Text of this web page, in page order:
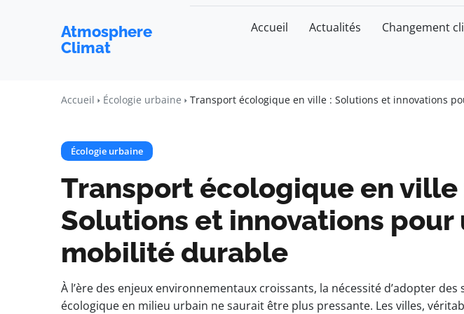
Atmosphere
Climat
Accueil Actualités Changement
Accueil Écologie urbaine Transport écologique en ville : Solutions et innovations
Écologie urbaine
Transport écologique en ville
Solutions et innovations pour
mobilité durable
À l’ère des enjeux environnementaux croissants, la nécessité d’adopter
écologique en milieu urbain ne saurait être plus pressante. Les villes,